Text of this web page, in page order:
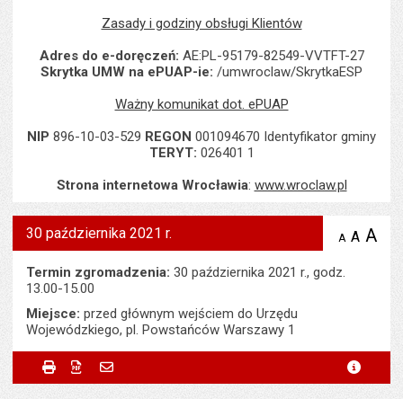
Zasady i godziny obsługi Klientów
Adres do e-doręczeń: AE:PL-95179-82549-VVTFT-27
Skrytka UMW na ePUAP-ie: /umwroclaw/SkrytkaESP
Ważny komunikat dot. ePUAP
NIP 896-10-03-529 REGON 001094670 Identyfikator gminy
TERYT: 026401 1
Strona internetowa Wrocławia: www.wroclaw.pl
30 października 2021 r. A zmniejsz
A A
Termin zgromadzenia: 30 października 2021 r., godz.
13.00-15.00
Miejsce: przed głównym wejściem do Urzędu
Wojewódzkiego, pl. Powstańców Warszawy 1
Metryczka
Odpowiedzialny za treść:
Powiadom znajomego
Powiadom znajomego
Twoje imię i nazwisko
Drukuj Zapisz do PDF